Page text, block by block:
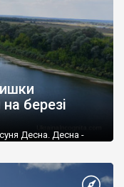
березі
Десна. Десна -
людиною.